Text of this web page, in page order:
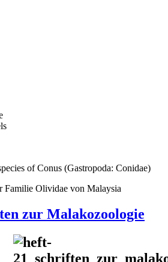
of Conus (Gastropoda: Conidae)
Familie Olividae von Malaysia
zur Malakozoologie